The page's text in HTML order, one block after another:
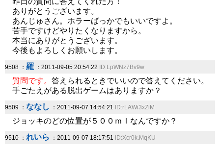
ありがとうございます。
あんじゅさん。ホラーばっかでもいいですよ。
苦手ですけどやりたくなりますから。
本当にありがとうございます。
今後もよろしくお願いします。
9508 ： 羅 ：2011-09-05 20:54:22 ID:LpWNz7Bv9w
質問です。 答えられるときでいいので答えてください。
手ごたえがある脱出ゲームはありますか？
9509 ： ななし ：2011-09-07 14:54:21 ID:rLAWi3xZiM
ジョッキのどの位置が５００ｍｌなんですか？
9510 ： れいら ：2011-09-07 18:17:51 ID:Xcr0k.MqKU